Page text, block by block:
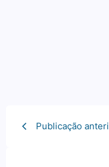
Publicação